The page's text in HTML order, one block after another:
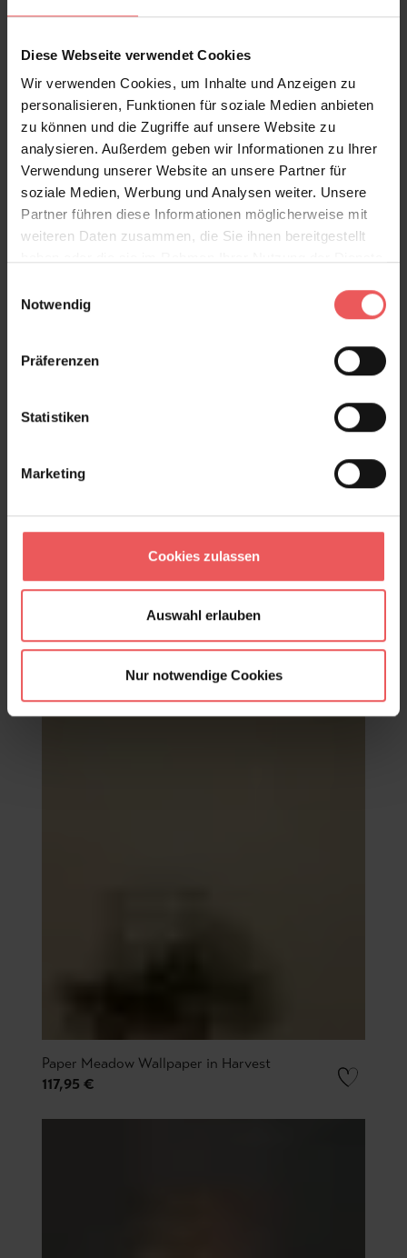
Diese Webseite verwendet Cookies
Wir verwenden Cookies, um Inhalte und Anzeigen zu
personalisieren, Funktionen für soziale Medien anbieten
zu können und die Zugriffe auf unsere Website zu
analysieren. Außerdem geben wir Informationen zu Ihrer
Verwendung unserer Website an unsere Partner für
soziale Medien, Werbung und Analysen weiter. Unsere
Partner führen diese Informationen möglicherweise mit
weiteren Daten zusammen, die Sie ihnen bereitgestellt
Notwendig
Präferenzen
Statistiken
Marketing
Cookies zulassen
Auswahl erlauben
Nur notwendige Cookies
Paper Meadow Wallpaper in Teal
117,95 €
Paper Meadow Wallpaper in Harvest
117,95 €